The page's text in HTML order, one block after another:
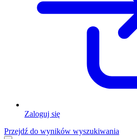
Zaloguj się
Przejdź do wyników wyszukiwania